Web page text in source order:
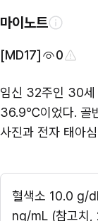
마이노트
[MD17] 0
임신 32주인 30세
36.9℃이었다. 골
사진과 전자 태아
혈색소 10.0 g/
ng/mL (참고치